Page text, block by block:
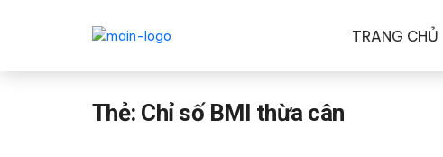
TRANG CHỦ
Thẻ: Chỉ số BMI thừa cân